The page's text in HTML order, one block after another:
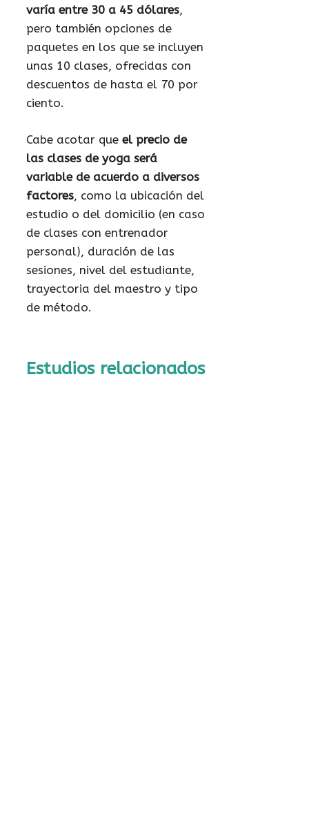
varía entre 30 a 45 dólares,
pero también opciones de
paquetes en los que se incluyen
unas 10 clases, ofrecidas con
descuentos de hasta el 70 por
ciento.
Cabe acotar que el precio de
las clases de yoga será
variable de acuerdo a diversos
factores, como la ubicación del
estudio o del domicilio (en caso
de clases con entrenador
personal), duración de las
sesiones, nivel del estudiante,
trayectoria del maestro y tipo
de método.
Estudios relacionados